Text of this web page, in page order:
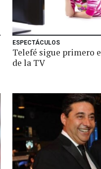
ESPECTÁCULOS
Telefé sigue primero
de la TV